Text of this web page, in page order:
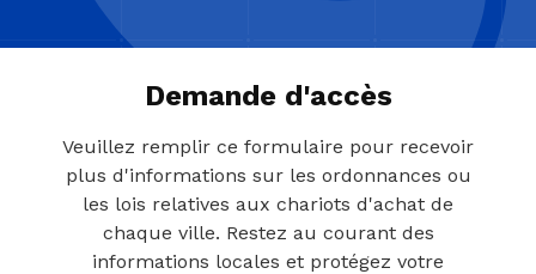
Demande d'accès
Veuillez remplir ce formulaire pour recevoir
plus d'informations sur les ordonnances ou
les lois relatives aux chariots d'achat de
chaque ville. Restez au courant des
informations locales et protégez votre